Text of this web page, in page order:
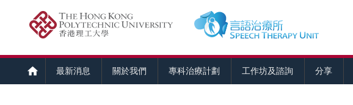
最新消息 關於我們 專科治療計劃 工作坊及諮詢 分享